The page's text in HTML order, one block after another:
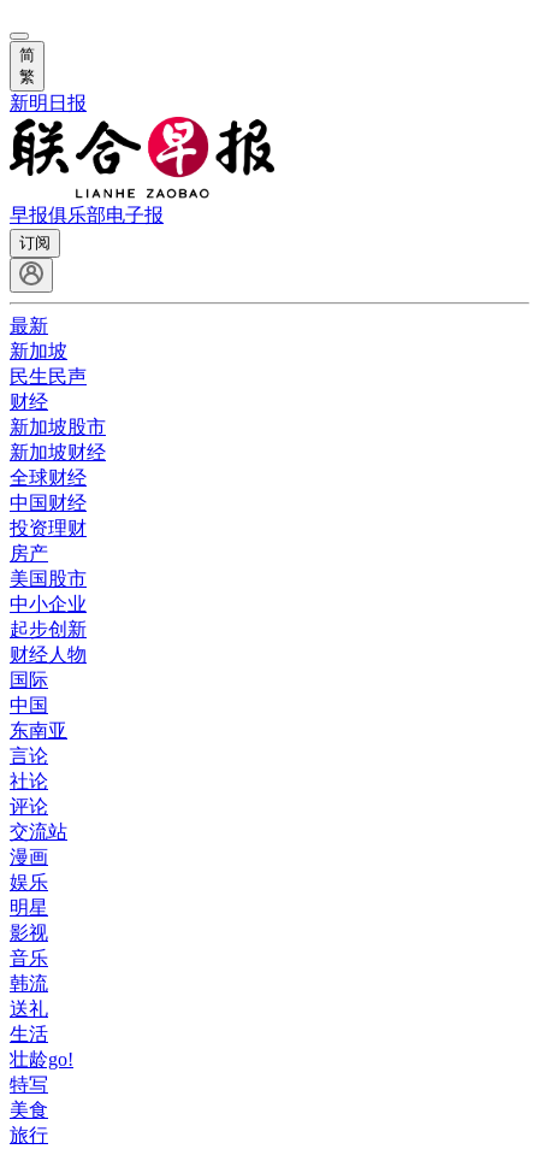
简
繁
新明日报
早报俱乐部电子报
订阅
最新
新加坡
民生民声
财经
新加坡股市
新加坡财经
全球财经
中国财经
投资理财
房产
美国股市
中小企业
起步创新
财经人物
国际
中国
东南亚
言论
社论
评论
交流站
漫画
娱乐
明星
影视
音乐
韩流
送礼
生活
壮龄go!
特写
美食
旅行